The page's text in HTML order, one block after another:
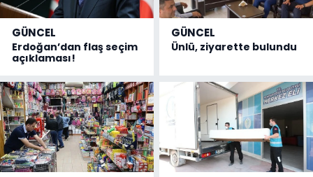
GÜNCEL
Erdoğan’dan flaş seçim
açıklaması!
GÜNCEL
Ünlü, ziyarette bulundu